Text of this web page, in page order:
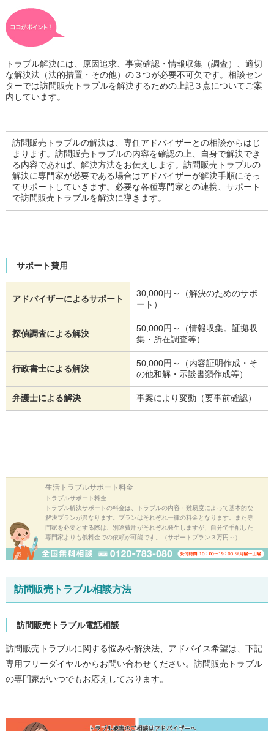
トラブル解決には、原因追求、事実確認・情報収集（調査）、適切
な解決法（法的措置・その他）の３つが必要不可欠です。相談セン
ターでは訪問販売トラブルを解決するための上記３点についてご案
内しています。
訪問販売トラブルの解決は、専任アドバイザーとの相談からはじ
まります。訪問販売トラブルの内容を確認の上、自身で解決でき
る内容であれば、解決方法をお伝えします。訪問販売トラブルの
解決に専門家が必要である場合はアドバイザーが解決手順にそっ
てサポートしていきます。必要な各種専門家との連携、サポート
で訪問販売トラブルを解決に導きます。
サポート費用
アドバイザーによるサポート
30,000円～（解決のためのサポ
ート）
探偵調査による解決
50,000円～（情報収集。証拠収
集・所在調査等）
行政書士による解決
50,000円～（内容証明作成・そ
の他和解・示談書類作成等）
弁護士による解決 事案により変動（要事前確認）
生活トラブルサポート料金
トラブルサポート料金
トラブル解決サポートの料金は、トラブルの内容・難易度によって基本的な
解決プランが異なります。プランはそれぞれ一律の料金となります。また専
門家を必要とする際は、別途費用がそれぞれ発生しますが、自分で手配した
専門家よりも低料金での依頼が可能です。（サポートプラン３万円～）
訪問販売トラブル相談方法
訪問販売トラブル電話相談
訪問販売トラブルに関する悩みや解決法、アドバイス希望は、下記
専用フリーダイヤルからお問い合わせください。訪問販売トラブル
の専門家がいつでもお応えしております。